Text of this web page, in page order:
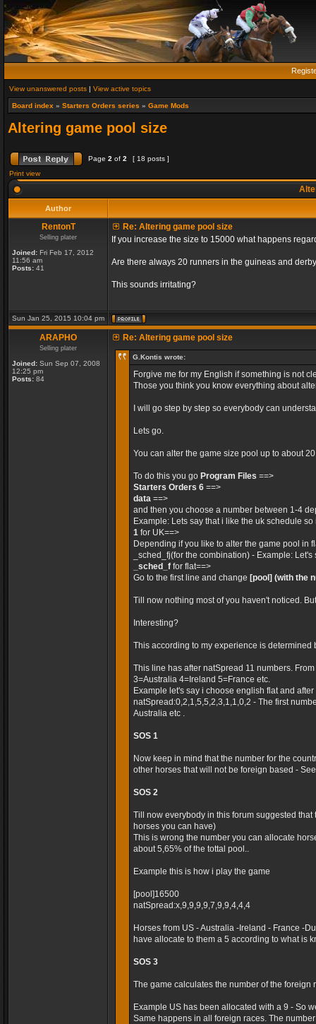
View unanswered posts | View active topics
Board index » Starters Orders series » Game Mods
Altering game pool size
Page 2 of 2
[ 18 posts ]
Print view
Author
RentonT
Selling plater
Joined: Fri Feb 17, 2012
11:56 am
Posts: 41
Re: Altering game pool size
If you increase the size to 15000 what happens
Are there always 20 runners in the guineas and
This sounds irritating?
Sun Jan 25, 2015 10:04 pm
ARAPHO
Selling plater
Joined: Sun Sep 07, 2008
12:25 pm
Posts: 84
Re: Altering game pool size
G.Kontis wrote:
Forgive me for my English if something is not
Those you think you know everything about
I will go step by step so everybody can
Lets go.
You can alter the game size pool up to about
To do this you go Program Files ==>
Starters Orders 6 ==>
data ==>
and then you choose a number between 1-4
Example: Lets say that i like the uk schedule so
1 for UK==>
Depending if you like to alter the game pool in
_sched_fj(for the combination) - Example:
_sched_f for flat==>
Go to the first line and change [pool] (with the
Till now nothing most of you haven't noticed.
Interesting?
This according to my experience is
This line has after natSpread 11 numbers.
3=Australia 4=Ireland 5=France etc.
Example let's say i choose english flat and
natSpread:0,2,1,5,5,2,3,1,1,0,2 - The first
Australia etc .
SOS 1
Now keep in mind that the number for the
other horses that will not be foreign based -
SOS 2
Till now everybody in this forum suggested
horses you can have)
This is wrong the number you can allocate
about 5,65% of the tottal pool..
Example this is how i play the game
[pool]16500
natSpread:x,9,9,9,9,7,9,9,4,4,4
Horses from US - Australia -Ireland - France -
have allocate to them a 5 according to what is
SOS 3
The game calculates the number of the foreign
Example US has been allocated with a 9 - So
Same happens in all foreign races. The